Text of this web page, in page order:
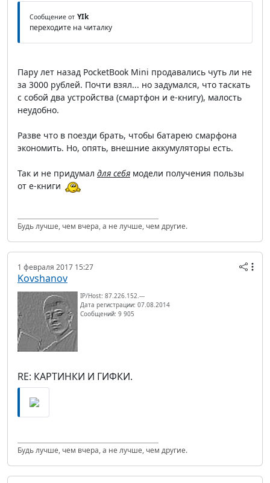
Сообщение от YIk
переходите на читалку
Пару лет назад PocketBook Mini продавались чуть ли не
за 3000 рублей. Почти взял... но задумался, что таскать
с собой два устройства (смартфон и е-книгу), малость
неудобно.
Разве что в поезди брать, чтобы батарею смарфона
экономить. Но, опять, внешние аккумуляторы есть.
Так и не придумал для себя модели получения пользы
от е-книги
Будь лучше, чем вчера, а не лучше, чем другие.
1 февраля 2017 15:27
Kovshanov
IP/Host: 87.226.152.---
Дата регистрации: 07.08.2014
Сообщений: 9 905
RE: КАРТИНКИ И ГИФКИ.
Будь лучше, чем вчера, а не лучше, чем другие.